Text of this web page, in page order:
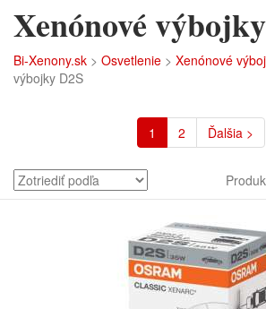
Xenónové
Bi-Xenony.sk > Osvetlenie > Xenónové
výbojky D2S
1 2 Ďalšia >